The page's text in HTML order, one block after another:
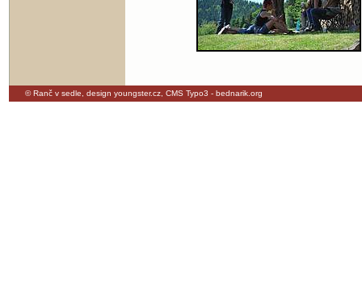
© Ranč v sedle, design youngster.cz, CMS Typo3 - bednarik.org